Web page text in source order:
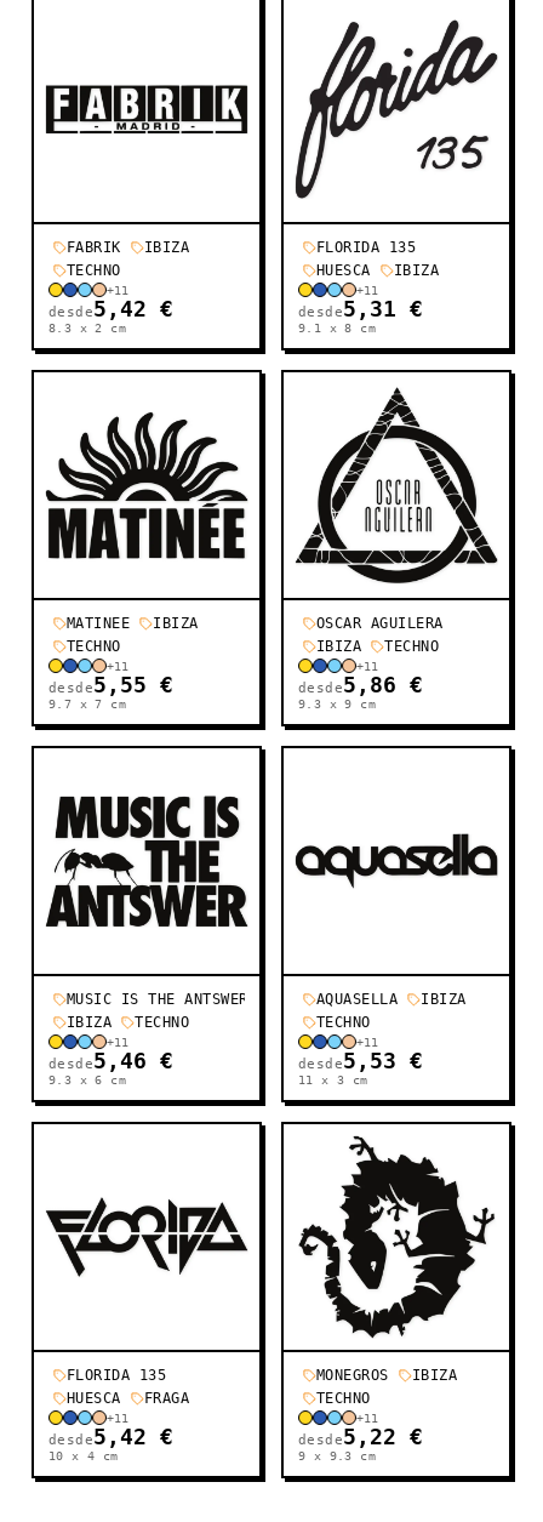
FABRIK
IBIZA
TECHNO
+11
desde5,42 €
8.3 x 2 cm
FLORIDA 135
HUESCA
IBIZA
+11
desde5,31 €
9.1 x 8 cm
MATINEE
IBIZA
TECHNO
+11
desde5,55 €
9.7 x 7 cm
OSCAR AGUILERA
IBIZA
TECHNO
+11
desde5,86 €
9.3 x 9 cm
MUSIC IS THE ANTSWER
IBIZA
TECHNO
+11
desde5,46 €
9.3 x 6 cm
AQUASELLA
IBIZA
TECHNO
+11
desde5,53 €
11 x 3 cm
FLORIDA 135
HUESCA
FRAGA
+11
desde5,42 €
10 x 4 cm
MONEGROS
IBIZA
TECHNO
+11
desde5,22 €
9 x 9.3 cm